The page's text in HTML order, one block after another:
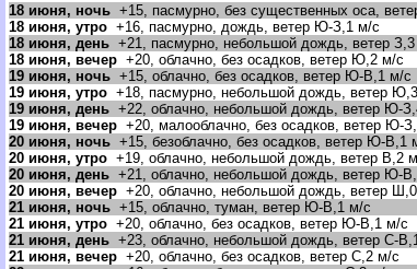
18 июня, ночь +15, пасмурно, без существенных оса,
18 июня, утро +16, пасмурно, дождь, ветер Ю-З,1 м/с
18 июня, день +21, пасмурно, небольшой дождь, ветер
18 июня, вечер +20, облачно, без осадков, ветер Ю,2 м/с
19 июня, ночь +15, облачно, без осадков, ветер Ю-В,1 м/с
19 июня, утро +18, пасмурно, небольшой дождь, ветер
19 июня, день +22, облачно, небольшой дождь, ветер Ю-
19 июня, вечер +20, малооблачно, без осадков, ветер Ю-
20 июня, ночь +15, безоблачно, без осадков, ветер Ю-В,1
20 июня, утро +19, облачно, небольшой дождь, ветер В,2
20 июня, день +21, облачно, небольшой дождь, ветер Ю-
20 июня, вечер +20, облачно, небольшой дождь, ветер
21 июня, ночь +15, облачно, туман, ветер Ю-В,1 м/с
21 июня, утро +20, облачно, без осадков, ветер Ю-В,1 м/с
21 июня, день +23, облачно, небольшой дождь, ветер С-
21 июня, вечер +20, облачно, без осадков, ветер С,2 м/с